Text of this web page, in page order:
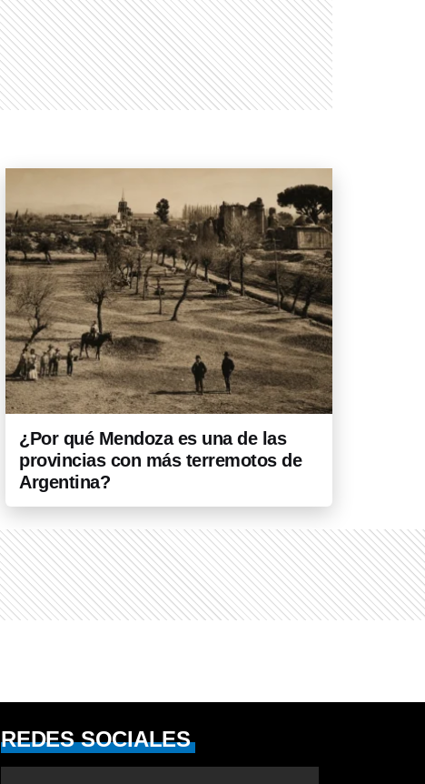
¿Por qué Mendoza es una de las
provincias con más terremotos de
Argentina?
REDES SOCIALES